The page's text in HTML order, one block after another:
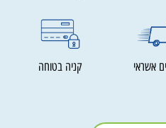
אשראי קניה בטוחה